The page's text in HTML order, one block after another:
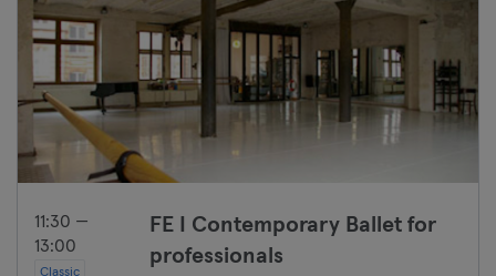
11:30 —
13:00
Classic
FE I Contemporary Ballet for
professionals
Ingolstadt
Karlsruhe
Kassel
Clèves